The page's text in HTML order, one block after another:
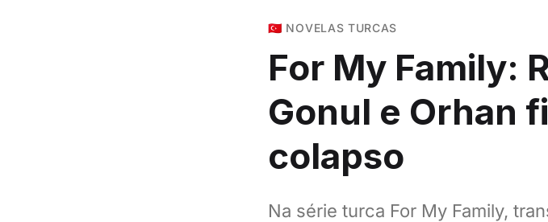
🇹🇷 NOVELAS TURCAS
For My Family:
Gonul e Orhan
colapso
Na série turca For My Family,